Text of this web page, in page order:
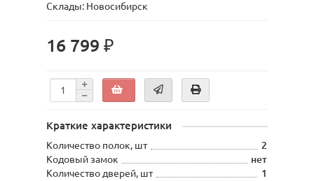
Склады: Новосибирск
16 799 ₽
Краткие характеристики
Количество полок, шт
2
Кодовый замок
нет
Количество дверей, шт
1